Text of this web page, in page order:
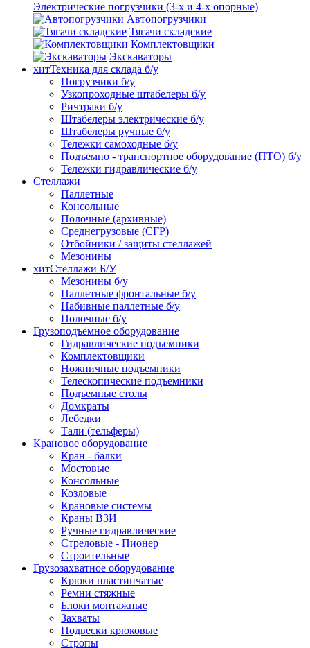
Электрические погрузчики (3-х и 4-х опорные)
Автопогрузчики
Тягачи складские
Комплектовщики
Экскаваторы
хитТехника для склада б/у
Погрузчики б/у
Узкопроходные штабелеры б/у
Ричтраки б/у
Штабелеры электрические б/у
Штабелеры ручные б/у
Тележки самоходные б/у
Подъемно - транспортное оборудование (ПТО) б/у
Тележки гидравлические б/у
Стеллажи
Паллетные
Консольные
Полочные (архивные)
Среднегрузовые (СГР)
Отбойники / защиты стеллажей
Мезонины
хитСтеллажи Б/У
Мезонины б/у
Паллетные фронтальные б/у
Набивные паллетные б/у
Полочные б/у
Грузоподъемное оборудование
Гидравлические подъемники
Комплектовщики
Ножничные подъемники
Телескопические подъемники
Подъемные столы
Домкраты
Лебедки
Тали (тельферы)
Крановое оборудование
Кран - балки
Мостовые
Консольные
Козловые
Крановые системы
Краны ВЗИ
Ручные гидравлические
Стреловые - Пионер
Строительные
Грузозахватное оборудование
Крюки пластинчатые
Ремни стяжные
Блоки монтажные
Захваты
Подвески крюковые
Стропы